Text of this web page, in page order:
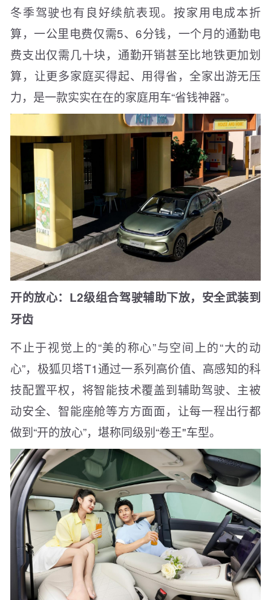
冬季驾驶也有良好续航表现。按家用电成本折
算，一公里电费仅需5、6分钱，一个月的通勤电
费支出仅需几十块，通勤开销甚至比地铁更加划
算，让更多家庭买得起、用得省，全家出游无压
力，是一款实实在在的家庭用车“省钱神器”。
开的放心：L2级组合驾驶辅助下放，安全武装到
牙齿
不止于视觉上的“美的称心”与空间上的“大的动
心”，极狐贝塔T1通过一系列高价值、高感知的科
技配置平权，将智能技术覆盖到辅助驾驶、主被
动安全、智能座舱等方方面面，让每一程出行都
做到“开的放心”，堪称同级别“卷王"车型。